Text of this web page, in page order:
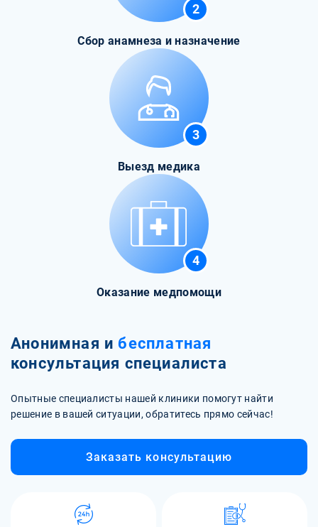
2
Сбор анамнеза и назначение
3
Выезд медика
4
Оказание медпомощи
Анонимная и бесплатная
консультация специалиста
Опытные специалисты нашей клиники помогут найти
решение в вашей ситуации, обратитесь прямо сейчас!
Заказать консультацию